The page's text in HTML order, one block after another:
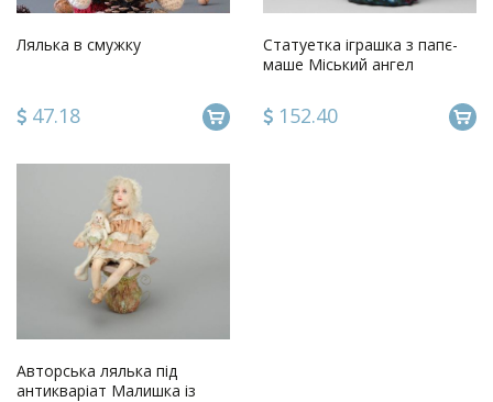
Лялька в смужку
47.18
Статуетка іграшка з папє-
маше Міський ангел
152.40
Авторська лялька під
антикваріат Малишка із